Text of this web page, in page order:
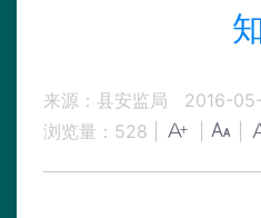
来源：县安监局
2016-
浏览量： 528